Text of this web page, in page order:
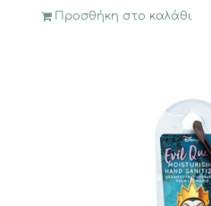
Προσθήκη στο καλάθι